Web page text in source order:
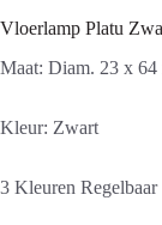
Vloerlamp Platu
Maat: Diam. 23 x
Kleur: Zwart
3 Kleuren Regelbaar